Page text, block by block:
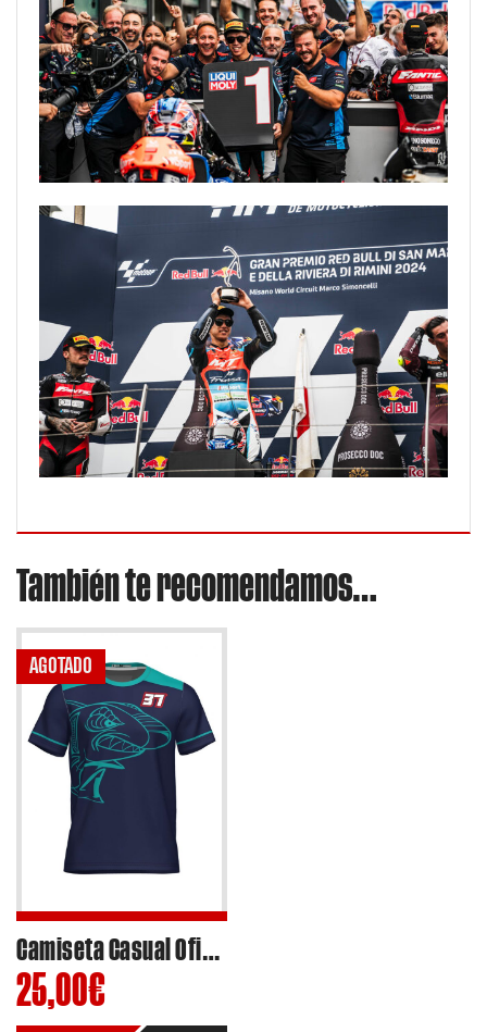
También te recomendamos…
AGOTADO
Camiseta Casual Oficial Pedro Acosta 2023 sublimada 100% Poliéster
25,00€